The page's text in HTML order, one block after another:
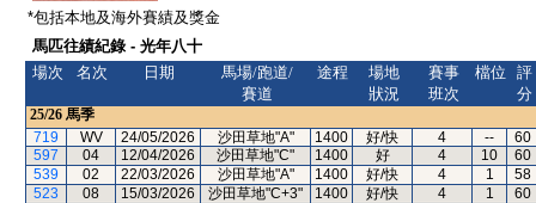
*包括本地及海外賽績及獎金
馬匹往績紀錄 - 光年八十
場次
名次 日期
馬場/跑道/
賽道
途程
場地
狀況
賽事
班次
檔位
評
分
25/26 馬季
719
WV 24/05/2026 沙田草地"A" 1400 好/快 4 --
60
597
04 12/04/2026 沙田草地"C" 1400 好 4 10
60
539
02 22/03/2026 沙田草地"A" 1400 好/快 4 1
58
523
08 15/03/2026 沙田草地"C+3" 1400 好/快 4 1
60